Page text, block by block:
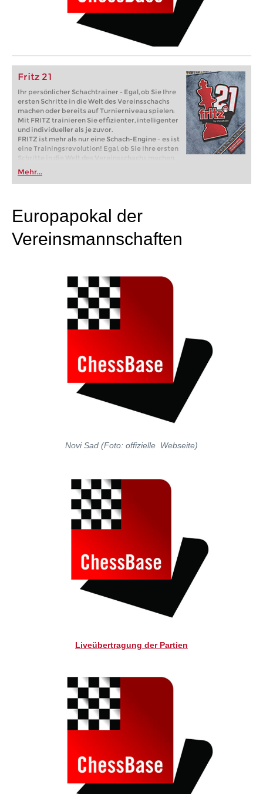
Fritz 21
Ihr persönlicher Schachtrainer - Egal, ob Sie Ihre
ersten Schritte in die Welt des Vereinsschachs
machen oder bereits auf Turnierniveau spielen:
Mit FRITZ trainieren Sie effizienter, intelligenter
und individueller als je zuvor.
FRITZ ist mehr als nur eine Schach-Engine – es ist
eine Trainingsrevolution! Egal, ob Sie Ihre ersten
Schritte in die Welt des Vereinsschachs machen
oder bereits auf Turnierniveau spielen: Mit
FRITZ trainieren Sie effizienter, intelligenter und
individueller als je zuvor.
Mehr...
Europapokal der
Vereinsmannschaften
Novi Sad (Foto: offizielle Webseite)
Liveübertragung der Partien